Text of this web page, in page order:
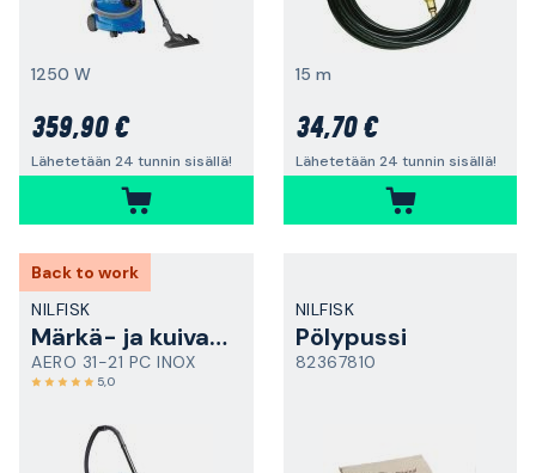
1250 W
359,90 €
Lähetetään 24 tunnin sisällä!
15 m
34,70 €
Lähetetään 24 tunnin sisällä!
Back to work
NILFISK
Märkä- ja kuivaimuri
AERO 31-21 PC INOX
5,0
NILFISK
Pölypussi
82367810